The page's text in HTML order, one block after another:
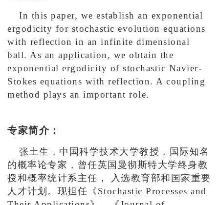
In this paper, we establish an exponential
ergodicity for stochastic evolution equations
with reflection in an infinite dimensional
ball. As an application, we obtain the
exponential ergodicity of stochastic Navier-
Stokes equations with reflection. A coupling
method plays an important role.
专家简介：
张土生，中国科学技术大学教授，国际知名
的概率论专家，曾任英国曼彻斯特大学终身教
授和概率统计系主任， 入选教育部和国家重要
人才计划。现担任《Stochastic Processes and